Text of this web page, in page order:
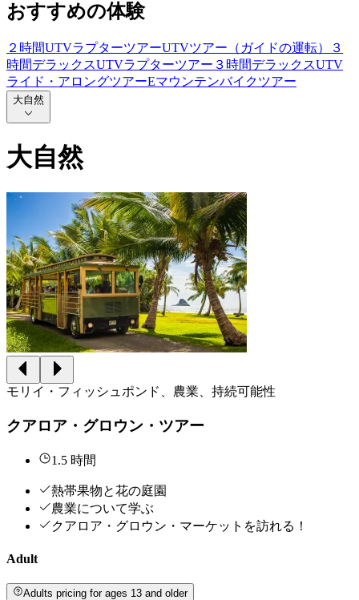
おすすめの体験
２時間UTVラプターツアーUTVツアー（ガイドの運転）
３
時間デラックスUTVラプターツアー ３時間デラックスUTV
ライド・アロングツアーEマウンテンバイクツアー
大自然
大自然
モリイ・フィッシュポンド、農業、持続可能性
クアロア・グロウン・ツアー
1.5 時間
熱帯果物と花の庭園
農業について学ぶ
クアロア・グロウン・マーケットを訪れる！
Adult
Adults pricing for ages 13 and older